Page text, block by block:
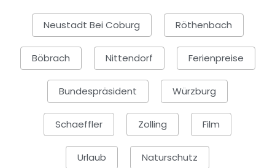
Neustadt Bei Coburg Röthenbach
Böbrach Nittendorf Ferienpreise
Bundespräsident Würzburg
Schaeffler Zolling Film
Urlaub Naturschutz